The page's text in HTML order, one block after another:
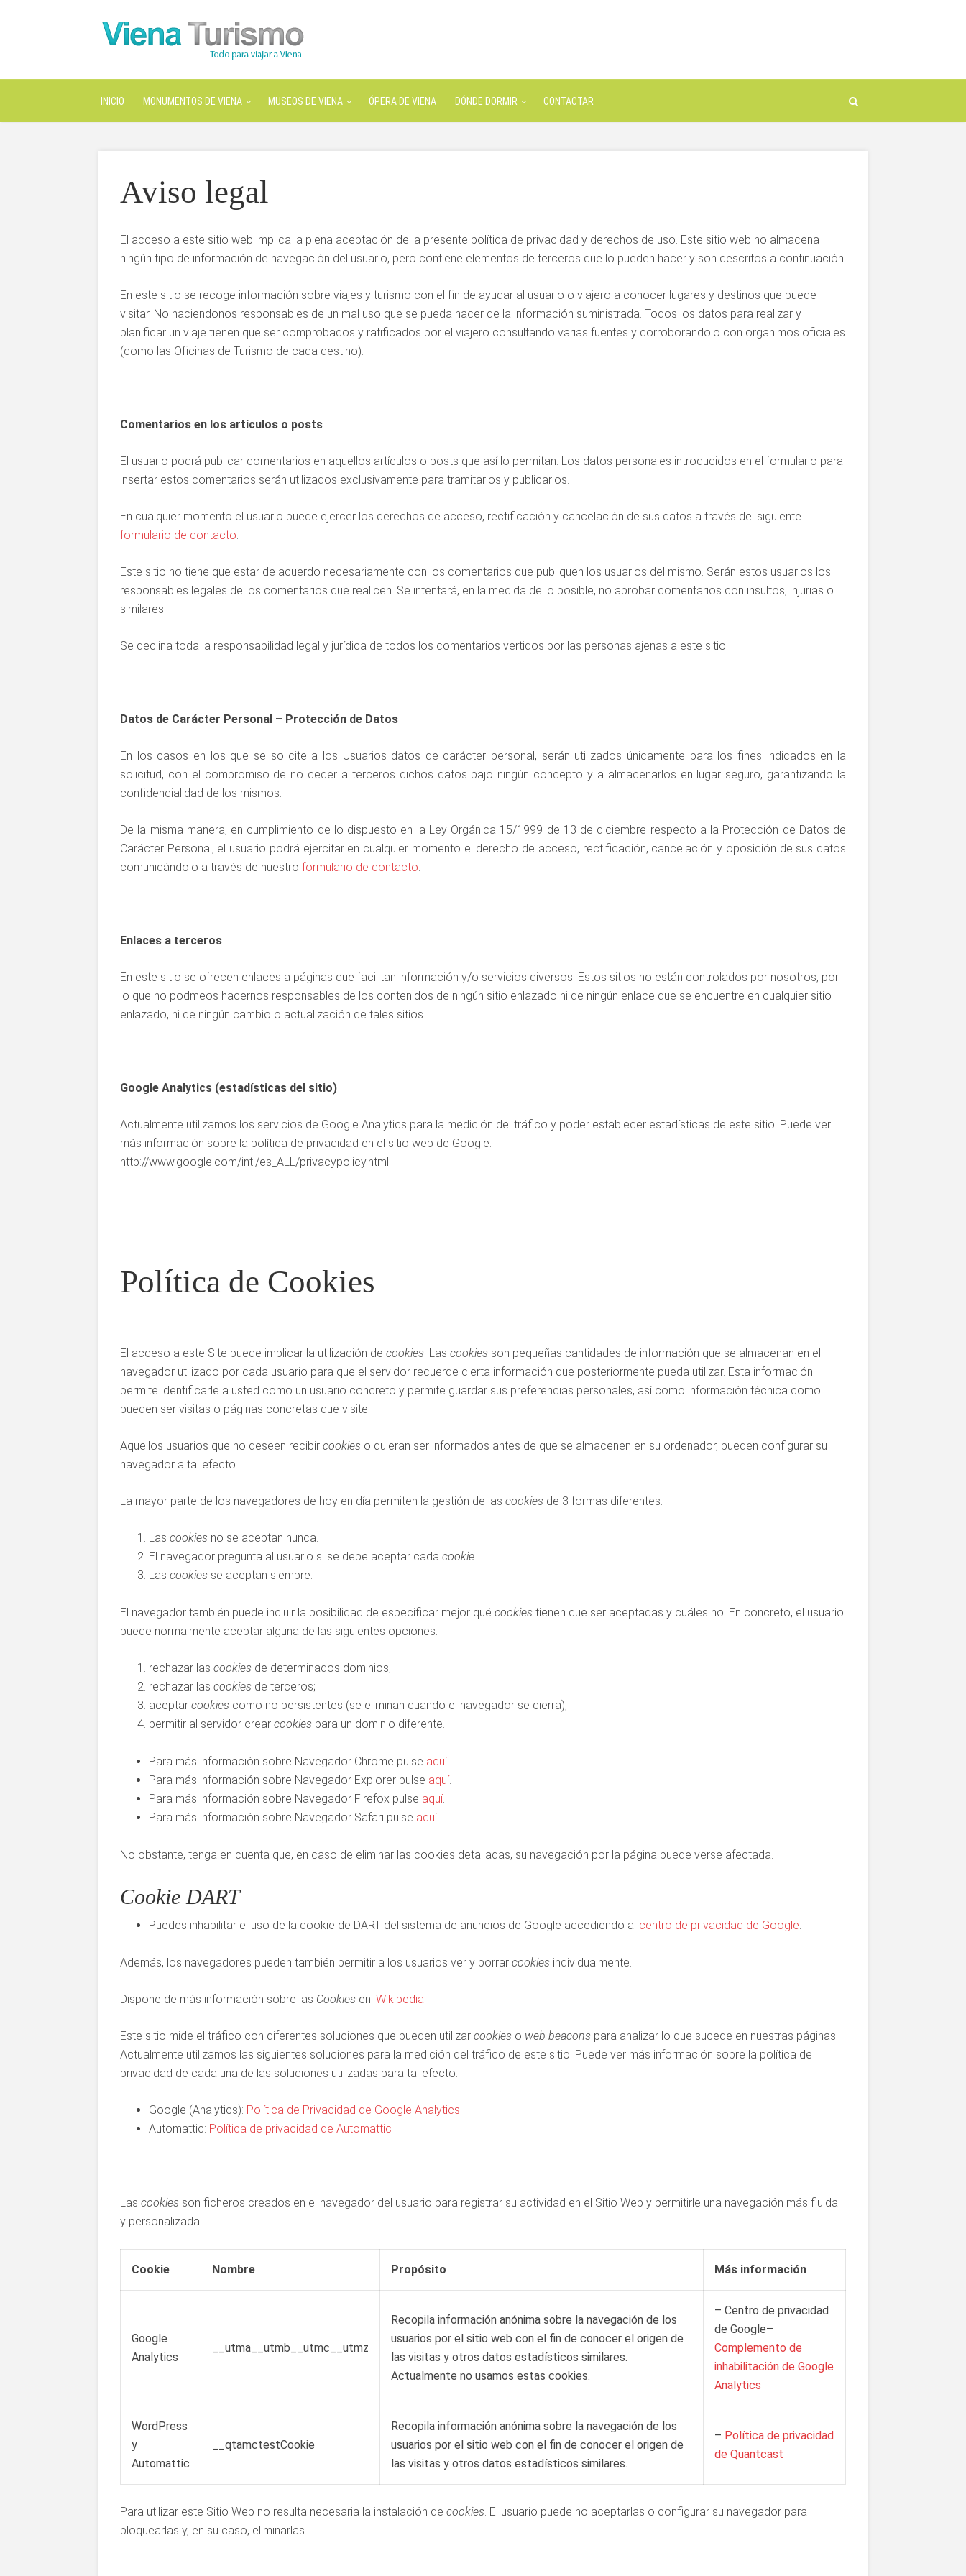
INICIO MONUMENTOS DE VIENA MUSEOS DE VIENA ÓPERA DE VIENA DÓNDE DORMIR CONTACTAR
Aviso legal
El acceso a este sitio web implica la plena aceptación de la presente política de privacidad y derechos de uso. Este sitio web no almacena
ningún tipo de información de navegación del usuario, pero contiene elementos de terceros que lo pueden hacer y son descritos a continuación.
En este sitio se recoge información sobre viajes y turismo con el fin de ayudar al usuario o viajero a conocer lugares y destinos que puede
visitar. No haciendonos responsables de un mal uso que se pueda hacer de la información suministrada. Todos los datos para realizar y
planificar un viaje tienen que ser comprobados y ratificados por el viajero consultando varias fuentes y corroborandolo con organimos oficiales
(como las Oficinas de Turismo de cada destino).
Comentarios en los artículos o posts
El usuario podrá publicar comentarios en aquellos artículos o posts que así lo permitan. Los datos personales introducidos en el formulario para
insertar estos comentarios serán utilizados exclusivamente para tramitarlos y publicarlos.
En cualquier momento el usuario puede ejercer los derechos de acceso, rectificación y cancelación de sus datos a través del siguiente
formulario de contacto.
Este sitio no tiene que estar de acuerdo necesariamente con los comentarios que publiquen los usuarios del mismo. Serán estos usuarios los
responsables legales de los comentarios que realicen. Se intentará, en la medida de lo posible, no aprobar comentarios con insultos, injurias o
similares.
Se declina toda la responsabilidad legal y jurídica de todos los comentarios vertidos por las personas ajenas a este sitio.
Datos de Carácter Personal – Protección de Datos
En los casos en los que se solicite a los Usuarios datos de carácter personal, serán utilizados únicamente para los fines indicados en la
solicitud, con el compromiso de no ceder a terceros dichos datos bajo ningún concepto y a almacenarlos en lugar seguro, garantizando la
confidencialidad de los mismos.
De la misma manera, en cumplimiento de lo dispuesto en la Ley Orgánica 15/1999 de 13 de diciembre respecto a la Protección de Datos de
Carácter Personal, el usuario podrá ejercitar en cualquier momento el derecho de acceso, rectificación, cancelación y oposición de sus datos
comunicándolo a través de nuestro formulario de contacto.
Enlaces a terceros
En este sitio se ofrecen enlaces a páginas que facilitan información y/o servicios diversos. Estos sitios no están controlados por nosotros, por
lo que no podmeos hacernos responsables de los contenidos de ningún sitio enlazado ni de ningún enlace que se encuentre en cualquier sitio
enlazado, ni de ningún cambio o actualización de tales sitios.
Google Analytics (estadísticas del sitio)
Actualmente utilizamos los servicios de Google Analytics para la medición del tráfico y poder establecer estadísticas de este sitio. Puede ver
más información sobre la política de privacidad en el sitio web de Google:
http://www.google.com/intl/es_ALL/privacypolicy.html
Política de Cookies
El acceso a este Site puede implicar la utilización de cookies. Las cookies son pequeñas cantidades de información que se almacenan en el
navegador utilizado por cada usuario para que el servidor recuerde cierta información que posteriormente pueda utilizar. Esta información
permite identificarle a usted como un usuario concreto y permite guardar sus preferencias personales, así como información técnica como
pueden ser visitas o páginas concretas que visite.
Aquellos usuarios que no deseen recibir cookies o quieran ser informados antes de que se almacenen en su ordenador, pueden configurar su
navegador a tal efecto.
La mayor parte de los navegadores de hoy en día permiten la gestión de las cookies de 3 formas diferentes:
Las cookies no se aceptan nunca.
El navegador pregunta al usuario si se debe aceptar cada cookie.
Las cookies se aceptan siempre.
El navegador también puede incluir la posibilidad de especificar mejor qué cookies tienen que ser aceptadas y cuáles no. En concreto, el usuario
puede normalmente aceptar alguna de las siguientes opciones:
rechazar las cookies de determinados dominios;
rechazar las cookies de terceros;
aceptar cookies como no persistentes (se eliminan cuando el navegador se cierra);
permitir al servidor crear cookies para un dominio diferente.
Para más información sobre Navegador Chrome pulse aquí.
Para más información sobre Navegador Explorer pulse aquí.
Para más información sobre Navegador Firefox pulse aquí.
Para más información sobre Navegador Safari pulse aquí.
No obstante, tenga en cuenta que, en caso de eliminar las cookies detalladas, su navegación por la página puede verse afectada.
Cookie DART
Puedes inhabilitar el uso de la cookie de DART del sistema de anuncios de Google accediendo al centro de privacidad de Google.
Además, los navegadores pueden también permitir a los usuarios ver y borrar cookies individualmente.
Dispone de más información sobre las Cookies en: Wikipedia
Este sitio mide el tráfico con diferentes soluciones que pueden utilizar cookies o web beacons para analizar lo que sucede en nuestras páginas.
Actualmente utilizamos las siguientes soluciones para la medición del tráfico de este sitio. Puede ver más información sobre la política de
privacidad de cada una de las soluciones utilizadas para tal efecto:
Google (Analytics): Política de Privacidad de Google Analytics
Automattic: Política de privacidad de Automattic
Las cookies son ficheros creados en el navegador del usuario para registrar su actividad en el Sitio Web y permitirle una navegación más fluida
y personalizada.
Cookie Nombre Propósito Más información
Google
Analytics
__utma__utmb__utmc__utmz
Recopila información anónima sobre la navegación de los
usuarios por el sitio web con el fin de conocer el origen de
las visitas y otros datos estadísticos similares.
Actualmente no usamos estas cookies.
– Centro de privacidad
de Google–
Complemento de
inhabilitación de Google
Analytics
WordPress
y
Automattic
__qtamctestCookie
Recopila información anónima sobre la navegación de los
usuarios por el sitio web con el fin de conocer el origen de
las visitas y otros datos estadísticos similares.
– Política de privacidad
de Quantcast
Para utilizar este Sitio Web no resulta necesaria la instalación de cookies. El usuario puede no aceptarlas o configurar su navegador para
bloquearlas y, en su caso, eliminarlas.